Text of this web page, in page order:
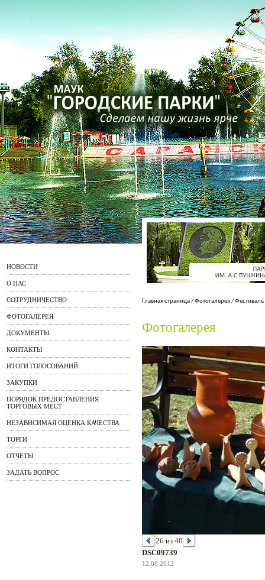
НОВОСТИ
О НАС
СОТРУДНИЧЕСТВО
ФОТОГАЛЕРЕЯ
ДОКУМЕНТЫ
КОНТАКТЫ
ИТОГИ ГОЛОСОВАНИЙ
ЗАКУПКИ
ПОРЯДОК ПРЕДОСТАВЛЕНИЯ
ТОРГОВЫХ МЕСТ
НЕЗАВИСИМАЯ ОЦЕНКА КАЧЕСТВА
ТОРГИ
ОТЧЕТЫ
ЗАДАТЬ ВОПРОС
Главная страница/Фотогалерея/
Фотогалерея
26 из 40
DSC09739
12.08.2012